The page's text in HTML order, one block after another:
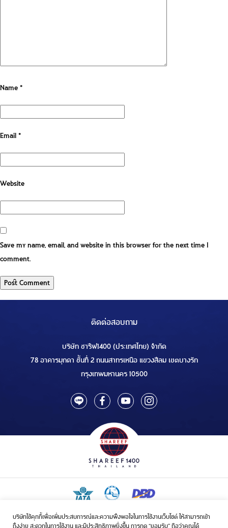
บริษัทใช้คุกกี้เพื่อเพิ่มประสบการณ์และความพึงพอใจในการใช้งานเว็บไซต์ ให้สามารถเข้า
ถึงง่าย สะดวกในการใช้งาน และมีประสิทธิภาพยิ่งขึ้น การกด “ยอมรับ” ถือว่าคุณได้
Name*
Email*
Website
Save my name, email, and website in this browser for the next time I
comment.
ติดต่อสอบถาม
บริษัท ชารีฟ1400 (ประเทศไทย) จำกัด
78 อาคารมุกดา ชั้นที่ 2 ถนนสาทรเหนือ แขวงสีลม เขตบางรัก
กรุงเทพมหานคร 10500
ใบอนุญาตเป็นผู้ประกอบกิจการรับจัดบริการขนส่งในกิจการฮัจย์เลขที่ 1/2568